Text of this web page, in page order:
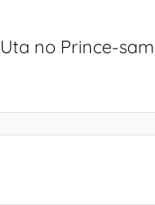
Uta no Prince-